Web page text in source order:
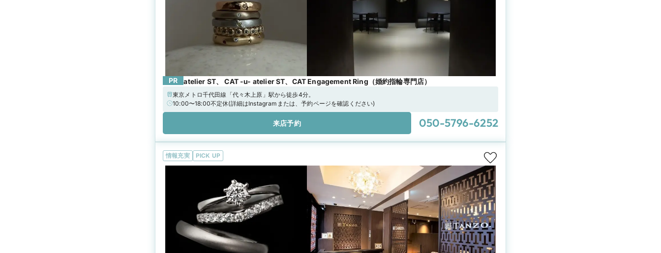
PR atelier ST、 CAT -u- atelier ST、CAT Engagement Ring（婚約指輪専門店）
東京メトロ千代田線「代々木上原」駅から徒歩4分。
10:00〜18:00不定休(詳細はInstagramまたは、予約ページを確認ください)
来店予約 050-5796-6252
情報充実 PICK UP